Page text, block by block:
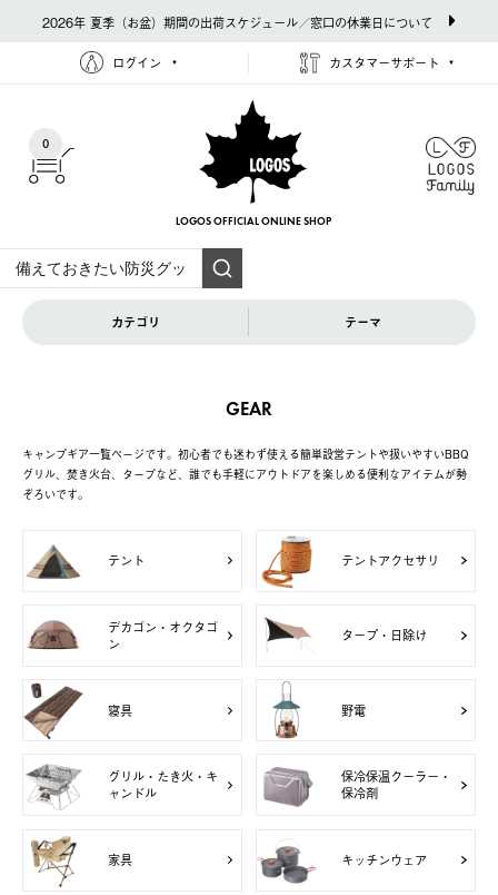
2026年 夏季（お盆）期間の出荷スケジュール／窓口の休業日について
ログイン カスタマーサポート
0
LOGOS OFFICIAL ONLINE SHOP
カテゴリ テーマ
GEAR
キャンプギア一覧ページです。初心者でも迷わず使える簡単設営テントや扱いやすいBBQ
グリル、焚き火台、タープなど、誰でも手軽にアウトドアを楽しめる便利なアイテムが勢
ぞろいです。
テント テントアクセサリ
デカゴン・オクタゴ
ン
タープ・日除け
寝具 野電
グリル・たき火・キ
ャンドル
保冷保温クーラー・
保冷剤
家具 キッチンウェア